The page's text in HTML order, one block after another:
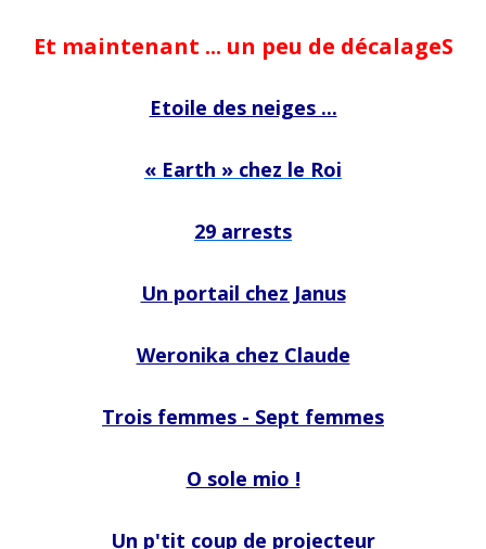
Et maintenant ... un peu de décalageS
Etoile des neiges ...
« Earth » chez le Roi
29 arrests
Un portail chez Janus
Weronika chez Claude
Trois femmes - Sept femmes
O sole mio !
Un p'tit coup de projecteur